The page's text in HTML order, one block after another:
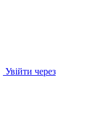
Увійти через